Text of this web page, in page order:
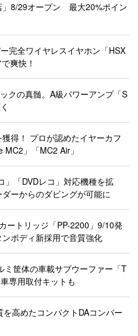
」8/29オープン 最大20%ポイン
完全ワイヤレスイヤホン「HSX
爽快！
クの真髄。A級パワーアンプ「S
得！ プロが認めたイヤーカフ
」「MC2 Air」
」「DVDレコ」対応機種を拡
ーからのダビングが可能に
ートリッジ「PP-2200」9/10発
ボディ新採用で音質強化
ミ筐体の車載サブウーファー「T
専用取付キットも
高めたコンパクトDAコンバー